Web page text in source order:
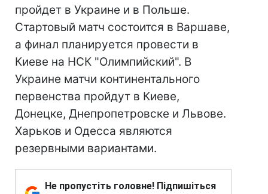
пройдет в Украине и в Польше.
Стартовый матч состоится в Варшаве,
а финал планируется провести в
Киеве на НСК "Олимпийский". В
Украине матчи континентального
первенства пройдут в Киеве,
Донецке, Днепропетровске и Львове.
Харьков и Одесса являются
резервными вариантами.
Не пропустіть головне! Підпишіться